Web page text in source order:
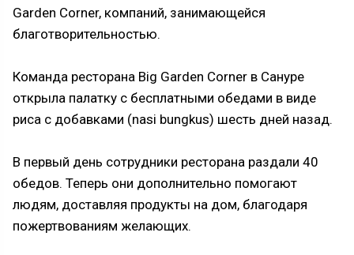
Garden Corner, компаний, занимающейся
благотворительностью.
Команда ресторана Big Garden Corner в Сануре
открыла палатку с бесплатными обедами в виде
риса с добавками (nasi bungkus) шесть дней назад.
В первый день сотрудники ресторана раздали 40
обедов. Теперь они дополнительно помогают
людям, доставляя продукты на дом, благодаря
пожертвованиям желающих.